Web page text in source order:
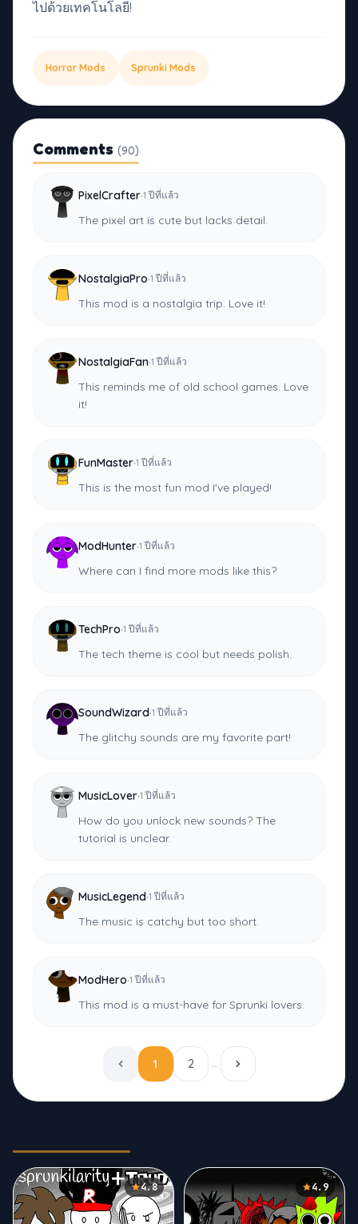
ไปด้วยเทคโนโลยี!
Horror Mods Sprunki Mods
Comments (90)
PixelCrafter·1 ปีที่แล้ว
The pixel art is cute but lacks detail.
NostalgiaPro·1 ปีที่แล้ว
This mod is a nostalgia trip. Love it!
NostalgiaFan·1 ปีที่แล้ว
This reminds me of old school games. Love
it!
FunMaster·1 ปีที่แล้ว
This is the most fun mod I've played!
ModHunter·1 ปีที่แล้ว
Where can I find more mods like this?
TechPro·1 ปีที่แล้ว
The tech theme is cool but needs polish.
SoundWizard·1 ปีที่แล้ว
The glitchy sounds are my favorite part!
MusicLover·1 ปีที่แล้ว
How do you unlock new sounds? The
tutorial is unclear.
MusicLegend·1 ปีที่แล้ว
The music is catchy but too short.
ModHero·1 ปีที่แล้ว
This mod is a must-have for Sprunki lovers.
1 2 …
4.8 4.9